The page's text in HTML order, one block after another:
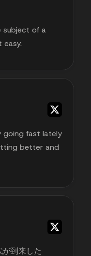
subject of a
easy.
going fast lately
better and
到来した